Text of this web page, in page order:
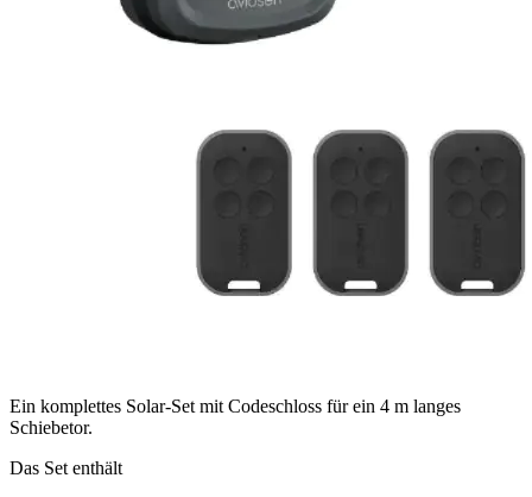
Ein komplettes Solar-Set mit Codeschloss für ein 4 m langes
Schiebetor.
Das Set enthält